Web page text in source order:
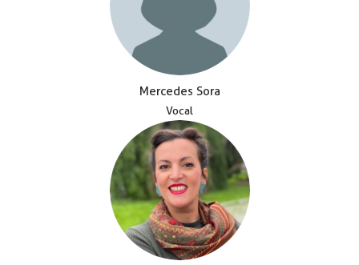
Mercedes Sora
Vocal